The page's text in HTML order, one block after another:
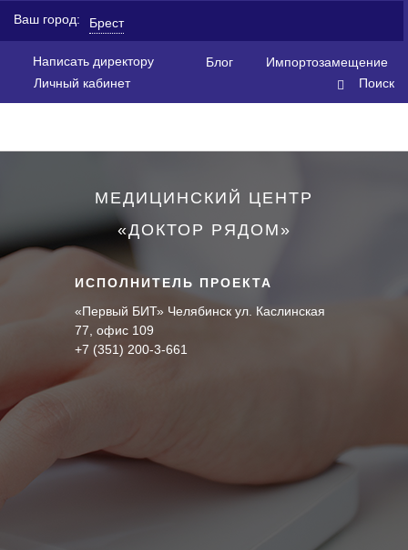
Написать директору Блог
Импортозамещение
Личный кабинет
Ваш город: Брест
Поиск
МЕДИЦИНСКИЙ ЦЕНТР
«ДОКТОР РЯДОМ»
ИСПОЛНИТЕЛЬ ПРОЕКТА
«Первый БИТ» Челябинск ул. Каслинская
77, офис 109
+7 (351) 200-3-661